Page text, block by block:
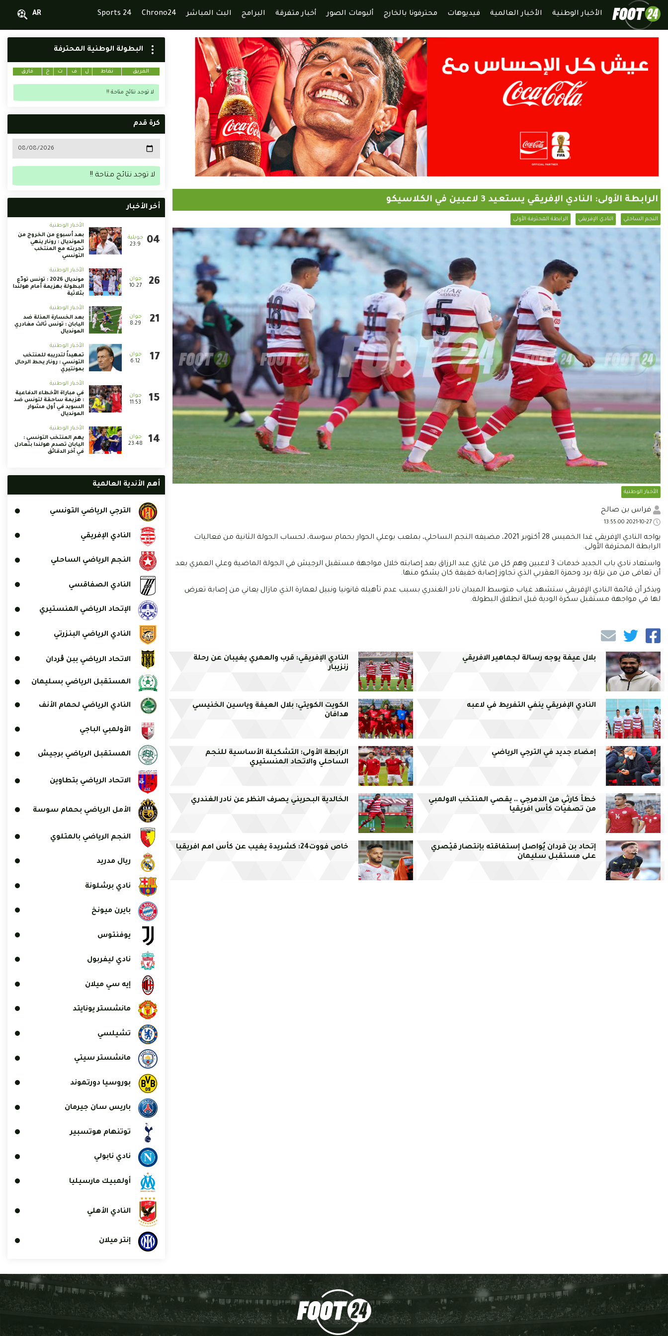
الأخبار الوطنية الأخبار العالمية فيديوهات محترفونا بالخارج ألبومات الصور أخبار متفرقة البرامج البث المباشر Chrono24
Sports 24
AR
الرابطة الأولى: النادي الإفريقي يستعيد 3 لاعبين في الكلاسيكو
النجم الساحلي النادي الإفريقي الرابطة المحترفة الأولى
الأخبار الوطنية
فراس بن صالح
يواجه النادي الإفريقي غدا الخميس 28 أكتوبر 2021، مضيفه النجم الساحلي، بملعب بوعلي الحوار بحمام سوسة، لحساب الجولة الثانية من فعاليات
الرابطة المحترفة الأولى.
واستعاد نادي باب الجديد خدمات 3 لاعبين وهم كل من غازي عبد الرزاق بعد إصابته خلال مواجهة مستقبل الرجيش في الجولة الماضية وعلي العمري بعد
أن تعافى من من نزلة برد وحمزة العقربي الذي تجاوز إصابة خفيفة كان يشكو منها.
ويذكر أن قائمة النادي الإفريقي ستشهد غياب متوسط الميدان نادر الغندري بسبب عدم تأهيله قانونيا ونبيل لعمارة الذي مازال يعاني من إصابة تعرض
لها في مواجهة مستقبل سكرة الودية قبل انطلاق البطولة.
بلال عيفة يوجه رسالة لجماهير الافريقي
النادي الإفريقي: قرب والعمري يغيبان عن رحلة
زنزيبار
النادي الإفريقي ينفي التفريط في لاعبه
الكويت الكويتي: بلال العيفة وياسين الخنيسي
هدافان
إمضاء جديد في الترجي الرياضي
الرابطة الأولى: التشكيلة الأساسية للنجم
الساحلي والاتحاد المنستيري
خطأ كارثي من الدمرجي .. يقصي المنتخب الاولمبي
من تصفيات كأس افريقيا
الخالدية البحريني يصرف النظر عن نادر الغندري
إتحاد بن قردان يُواصل إستفاقته بإنتصار قيْصري
على مستقبل سليمان
خاص فووت24: كشريدة يغيب عن كأس امم افريقيا
البطولة الوطنية المحترفة
الفريق نقاط ل ف ت خ فارق
لا توجد نتائج متاحة !!
كرة قدم
لا توجد نتائج متاحة !!
أخر الأخبار
23:9
الأخبار الوطنية
بعد أسبوع من الخروج من
المونديال : رونار ينهي
تجربته مع المنتخب
التونسي
10:27
الأخبار الوطنية
مونديال 2026 : تونس تودّع
البطولة بهزيمة أمام هولندا
بثلاثية
8:29
الأخبار الوطنية
بعد الخسارة المذلة ضد
اليابان : تونس ثالث مغادري
المونديال
6:12
الأخبار الوطنية
تمهيداً لتدريبه للمنتخب
التونسي : رونار يحط الرحال
بمونتيري
11:53
الأخبار الوطنية
في مباراة الأخطاء الدفاعية
: هزيمة ساحقة لتونس ضد
السويد في أول مشوار
المونديال
23:48
الأخبار الوطنية
يهم المنتخب التونسي :
اليابان تصدم هولندا بتعادل
في آخر الدقائق
أهم الأندية العالمية
الترجي الرياضي التونسي
النادي الإفريقي
النجم الرياضي الساحلي
النادي الصفاقسي
الإتحاد الرياضي المنستيري
النادي الرياضي البنزرتي
الاتحاد الرياضي ببن ڨردان
المستقبل الرياضي بسليمان
النادي الرياضي لحمام الأنف
الأولمبي الباجي
المستقبل الرياضي برجيش
الاتحاد الرياضي بتطاوين
الأمل الرياضي بحمام سوسة
النجم الرياضي بالمتلوي
ريال مدريد
نادي برشلونة
بايرن ميونخ
يوفنتوس
نادي ليفربول
إيه سي ميلان
مانشستر يونايتد
تشيلسي
مانشستر سيتي
بوروسيا دورتموند
باريس سان جيرمان
توتنهام هوتسبير
نادي نابولي
أولمبيك مارسيليا
النادي الأهلي
إنتر ميلان